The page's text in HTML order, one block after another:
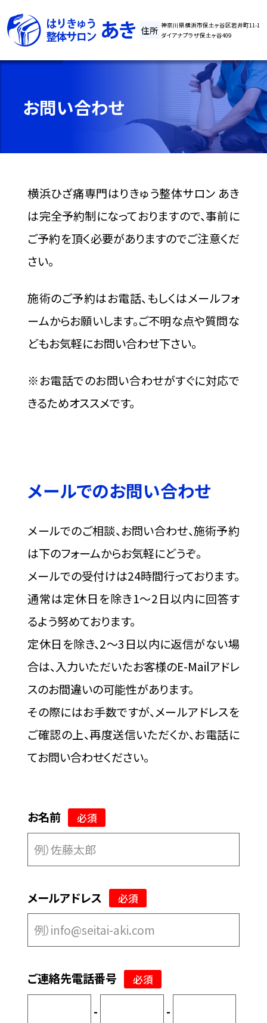
住所 神奈川県横浜市保土ヶ谷区岩井町11-1
ダイアナプラザ保土ヶ谷409
お問い合わせ
横浜ひざ痛専門はりきゅう整体サロン あき
は完全予約制になっておりますので、事前に
ご予約を頂く必要がありますのでご注意くだ
さい。
施術のご予約はお電話、もしくはメールフォ
ームからお願いします。ご不明な点や質問な
どもお気軽にお問い合わせ下さい。
※お電話でのお問い合わせがすぐに対応で
きるためオススメです。
メールでのお問い合わせ
メールでのご相談、お問い合わせ、施術予約
は下のフォームからお気軽にどうぞ。
メールでの受付けは24時間行っております。
通常は定休日を除き1～2日以内に回答す
るよう努めております。
定休日を除き、2～3日以内に返信がない場
合は、入力いただいたお客様のE-Mailアドレ
スのお間違いの可能性があります。
その際にはお手数ですが、メールアドレスを
ご確認の上、再度送信いただくか、お電話に
てお問い合わせください。
お名前 必須
メールアドレス 必須
ご連絡先電話番号 必須
- -